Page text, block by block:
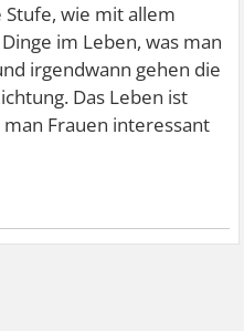
Stufe, wie mit allem
im Leben, was man
irgendwann gehen die
Das Leben ist
Frauen interessant